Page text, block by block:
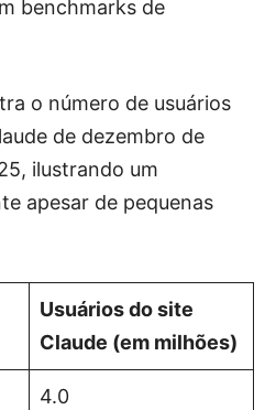
benchmarks de
o número de usuários
de dezembro de
ilustrando um
apesar de pequenas
Usuários do site
Claude (em milhões)
4.0